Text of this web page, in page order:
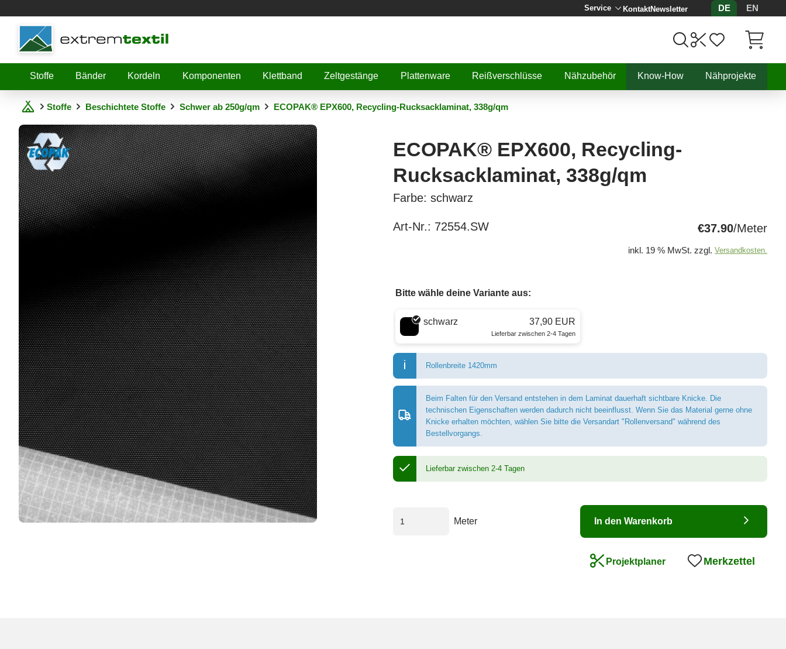
Service KontaktNewsletter DE
EN
Shopware
Stoffe
Bänder Kordeln Komponenten Klettband Zeltgestänge Plattenware Reißverschlüsse Nähzubehör Know-How Nähprojekte
Stoffe Beschichtete Stoffe Schwer ab 250g/qm ECOPAK® EPX600, Recycling-Rucksacklaminat, 338g/qm
ECOPAK® EPX600, Recycling-
Rucksacklaminat, 338g/qm
Farbe: schwarz
Art-Nr.: 72554.SW €37.90/Meter
inkl. 19 % MwSt. zzgl. Versandkosten.
Bitte wähle deine Variante aus:
Wähle eine Farbe
schwarz 37,90 EUR
Lieferbar zwischen 2-4 Tagen
Rollenbreite 1420mm
Beim Falten für den Versand entstehen in dem Laminat dauerhaft sichtbare Knicke. Die
technischen Eigenschaften werden dadurch nicht beeinflusst. Wenn Sie das Material gerne ohne
Knicke erhalten möchten, wählen Sie bitte die Versandart "Rollenversand" während des
Bestellvorgangs.
Lieferbar zwischen 2-4 Tagen
Meter In den Warenkorb
Projektplaner Merkzettel